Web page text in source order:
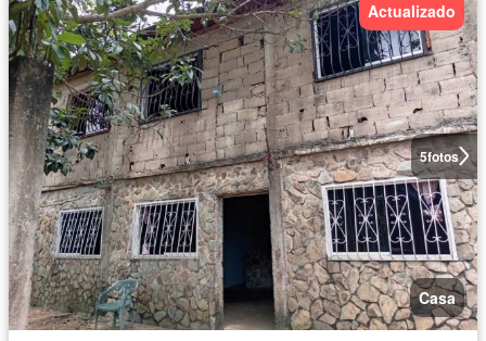
5fotos
Actualizado
Casa